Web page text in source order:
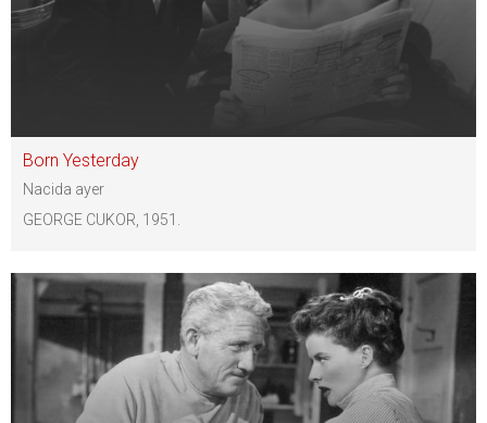
Born Yesterday
Nacida ayer
GEORGE CUKOR, 1951.